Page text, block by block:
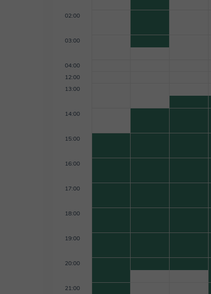
02:00
03:00
04:00
12:00
13:00
14:00
15:00
16:00
17:00
18:00
19:00
20:00
21:00